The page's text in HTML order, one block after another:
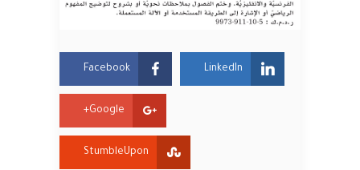
Facebook LinkedIn
Google+
StumbleUpon